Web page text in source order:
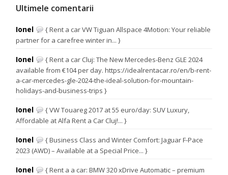
Ultimele comentarii
Ionel
{ Rent a car VW Tiguan Allspace 4Motion: Your reliable
partner for a carefree winter in... }
Ionel
{ Rent a car Cluj: The New Mercedes-Benz GLE 2024
available from €104 per day. https://idealrentacar.ro/en/b-rent-
a-car-mercedes-gle-2024-the-ideal-solution-for-mountain-
holidays-and-business-trips }
Ionel
{ VW Touareg 2017 at 55 euro/day: SUV Luxury,
Affordable at Alfa Rent a Car Cluj!... }
Ionel
{ Business Class and Winter Comfort: Jaguar F-Pace
2023 (AWD) – Available at a Special Price... }
Ionel
{ Rent a a car: BMW 320 xDrive Automatic – premium